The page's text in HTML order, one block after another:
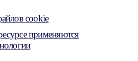
cookie
применяются